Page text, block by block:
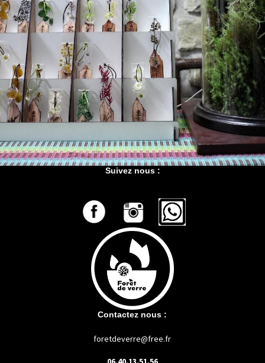
Suivez nous :
Contactez nous :
foretdeverre@free.fr